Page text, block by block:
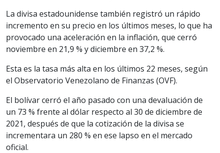
La divisa estadounidense también registró un rápido
incremento en su precio en los últimos meses, lo que ha
provocado una aceleración en la inflación, que cerró
noviembre en 21,9 % y diciembre en 37,2 %.
Esta es la tasa más alta en los últimos 22 meses, según
el Observatorio Venezolano de Finanzas (OVF).
El bolívar cerró el año pasado con una devaluación de
un 73 % frente al dólar respecto al 30 de diciembre de
2021, después de que la cotización de la divisa se
incrementara un 280 % en ese lapso en el mercado
oficial.